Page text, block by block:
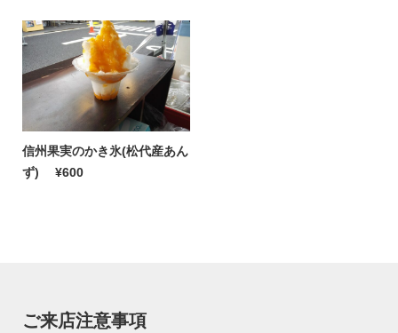
信州果実のかき氷(松代産あん
ず)
¥600
ご来店注意事項